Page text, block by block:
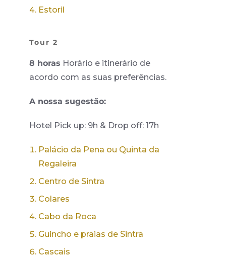
Estoril
Tour 2
8 horas Horário e itinerário de
acordo com as suas preferências.
A nossa sugestão:
Hotel Pick up: 9h & Drop off: 17h
Palácio da Pena ou Quinta da
Regaleira
Centro de Sintra
Colares
Cabo da Roca
Guincho e praias de Sintra
Cascais